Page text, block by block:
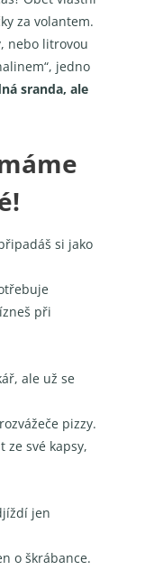
za volantem.
nebo litrovou
jedno
sranda, ale
si jako
při
ale už se
pizzy.
ze své kapsy,
jen
o škrábance.